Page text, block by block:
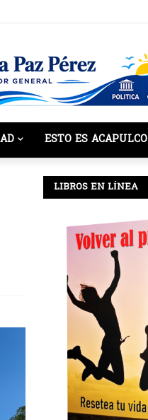
ESTO ES ACAPULCO
LIBROS EN LÍNEA